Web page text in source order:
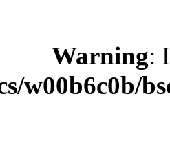
Warning:
w00b6c0b/